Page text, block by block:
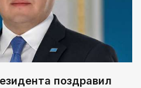
поздравил